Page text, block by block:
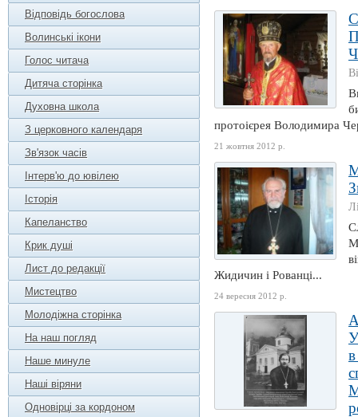
Відповідь богослова
Волинські ікони
Голос читача
Дитяча сторінка
Духовна школа
З церковного календаря
Зв'язок часів
Інтерв'ю до ювілею
Історія
Капеланство
Крик душі
Лист до редакції
Мистецтво
Молодіжна сторінка
На наш погляд
Наше минуле
Наші віряни
Одновірці за кордоном
протоієрея Володимира
21 жовтня 2012 р.
Жидичин і Рованці...
24 вересня 2012 р.